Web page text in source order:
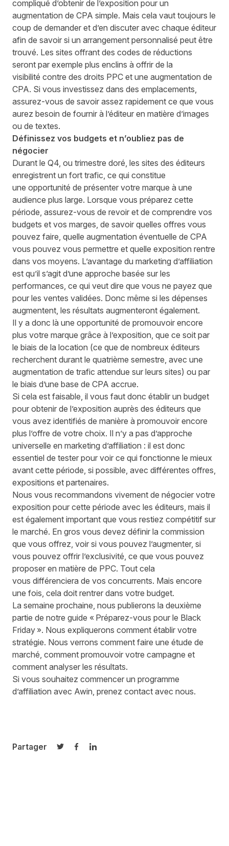
compliqué d’obtenir de l’exposition pour un
augmentation de CPA simple. Mais cela vaut toujours le
coup de demander et d’en discuter avec chaque éditeur
afin de savoir si un arrangement personnalisé peut être
trouvé. Les sites offrant des codes de réductions
seront par exemple plus enclins à offrir de la
visibilité contre des droits PPC et une augmentation de
CPA. Si vous investissez dans des emplacements,
assurez-vous de savoir assez rapidement ce que vous
aurez besoin de fournir à l’éditeur en matière d’images
ou de textes.
Définissez vos budgets et n’oubliez pas de
négocier
Durant le Q4, ou trimestre doré, les sites des éditeurs
enregistrent un fort trafic, ce qui constitue
une opportunité de présenter votre marque à une
audience plus large. Lorsque vous préparez cette
période, assurez-vous de revoir et de comprendre vos
budgets et vos marges, de savoir quelles offres vous
pouvez faire, quelle augmentation éventuelle de CPA
vous pouvez vous permettre et quelle exposition rentre
dans vos moyens. L’avantage du marketing d’affiliation
est qu’il s’agit d’une approche basée sur les
performances, ce qui veut dire que vous ne payez que
pour les ventes validées. Donc même si les dépenses
augmentent, les résultats augmenteront également.
Il y a donc là une opportunité de promouvoir encore
plus votre marque grâce à l’exposition, que ce soit par
le biais de la location (ce que de nombreux éditeurs
recherchent durant le quatrième semestre avec une
augmentation de trafic attendue sur leurs sites) ou par
le biais d’une base de CPA accrue.
Si cela est faisable, il vous faut donc établir un budget
pour obtenir de l’exposition auprès des éditeurs que
vous avez identifiés de manière à promouvoir encore
plus l’offre de votre choix. Il n’y a pas d’approche
universelle en marketing d’affiliation : il est donc
essentiel de tester pour voir ce qui fonctionne le mieux
avant cette période, si possible, avec différentes offres,
expositions et partenaires.
Nous vous recommandons vivement de négocier votre
exposition pour cette période avec les éditeurs, mais il
est également important que vous restiez compétitif sur
le marché. En gros vous devez définir la commission
que vous offrez, voir si vous pouvez l’augmenter, si
vous pouvez offrir l’exclusivité, ce que vous pouvez
proposer en matière de PPC. Tout cela
vous différenciera de vos concurrents. Mais encore
une fois, cela doit rentrer dans votre budget.
La semaine prochaine, nous publierons la deuxième
partie de notre guide « Préparez-vous pour le Black
Friday ». Nous expliquerons comment établir votre
stratégie. Nous verrons comment faire une étude de
marché, comment promouvoir votre campagne et
comment analyser les résultats.
Si vous souhaitez commencer un programme
d’affiliation avec Awin prenez contact avec nous.
Partager
Partager sur Twitter
Partager sur Facebook
Partager sur LinkedIn